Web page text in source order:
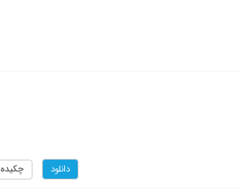
دانلود چکیده